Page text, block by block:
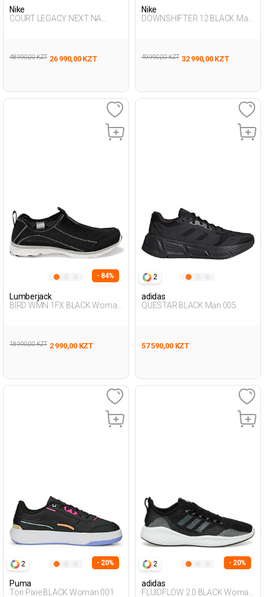
Nike
COURT LEGACY NEXT NA
48 990,00 KZT 26 990,00 KZT
Nike
DOWNSHIFTER 12 BLACK Man
49 990,00 KZT 32 990,00 KZT
- 84%
Lumberjack
BIRD WMN 1FX BLACK Woman
18 990,00 KZT 2 990,00 KZT
2
adidas
QUESTAR BLACK Man 005
57 590,00 KZT
2 - 20%
Puma
Tori Pixie BLACK Woman 001
2 - 20%
adidas
FLUIDFLOW 2.0 BLACK Woman